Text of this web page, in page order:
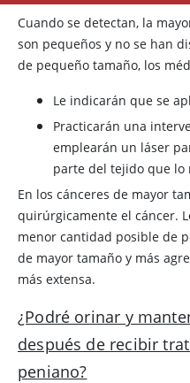
Cuando se detectan, la
son pequeños y no se han
de pequeño tamaño, los
Le indicarán que se
Practicarán una
emplearán un láser
parte del tejido que lo
En los cánceres de mayor
quirúrgicamente el cáncer.
menor cantidad posible de
de mayor tamaño y más
más extensa.
¿Podré orinar y
después de recibir
peniano?